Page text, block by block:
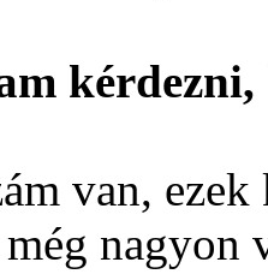
van,
nagyon